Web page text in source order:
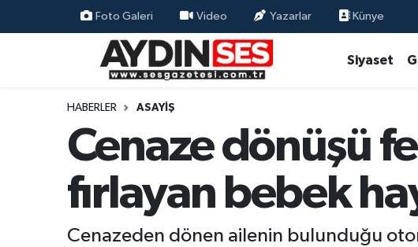
Foto Galeri Video Yazarlar Künye
Siyaset
HABERLER ASAYIŞ
Cenaze dönüşü
fırlayan bebek
Cenazeden dönen ailenin bulunduğu
Siyaset
Ekonomi
Aydın Nöbetçi Eczaneler
Aydın Hava Durumu
Aydin Namaz Vakitleri
Aydın Trafik Yoğunluk Haritası
Süper Lig Puan Durumu ve Fikstür